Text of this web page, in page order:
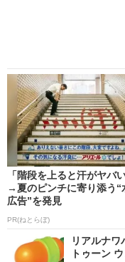
「階段を上ると汗がヤバい
→夏のピンチに寄り添う“
広告”を発見
PR(ねとらぼ)
リアルナ
トゥーン